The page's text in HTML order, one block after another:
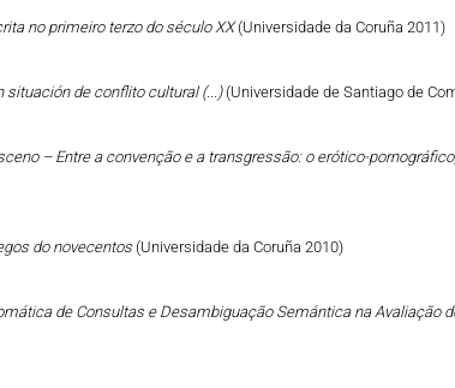
no primeiro terzo do século XX(Universidade da Coruña 2011)
de conflito cultural (...)(Universidade de Santiago de
– Entre a convenção e a transgressão: o erótico-
do novecentos (Universidade da Coruña 2010)
de Consultas e Desambiguação Semántica na Avaliação